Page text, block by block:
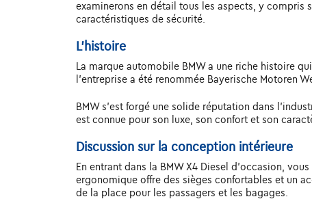
examinerons en détail tous les aspects, y
caractéristiques de sécurité.
L'histoire
La marque automobile BMW a une riche histoire
l'entreprise a été renommée Bayerische Motoren
BMW s'est forgé une solide réputation dans
est connue pour son luxe, son confort et son
Discussion sur la conception intérieure
En entrant dans la BMW X4 Diesel d'occasion,
ergonomique offre des sièges confortables et un
de la place pour les passagers et les bagages.